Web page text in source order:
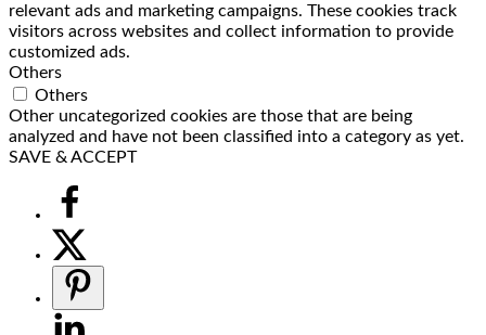
relevant ads and marketing campaigns. These cookies track
visitors across websites and collect information to provide
customized ads.
Others
Others
Other uncategorized cookies are those that are being
analyzed and have not been classified into a category as yet.
SAVE & ACCEPT